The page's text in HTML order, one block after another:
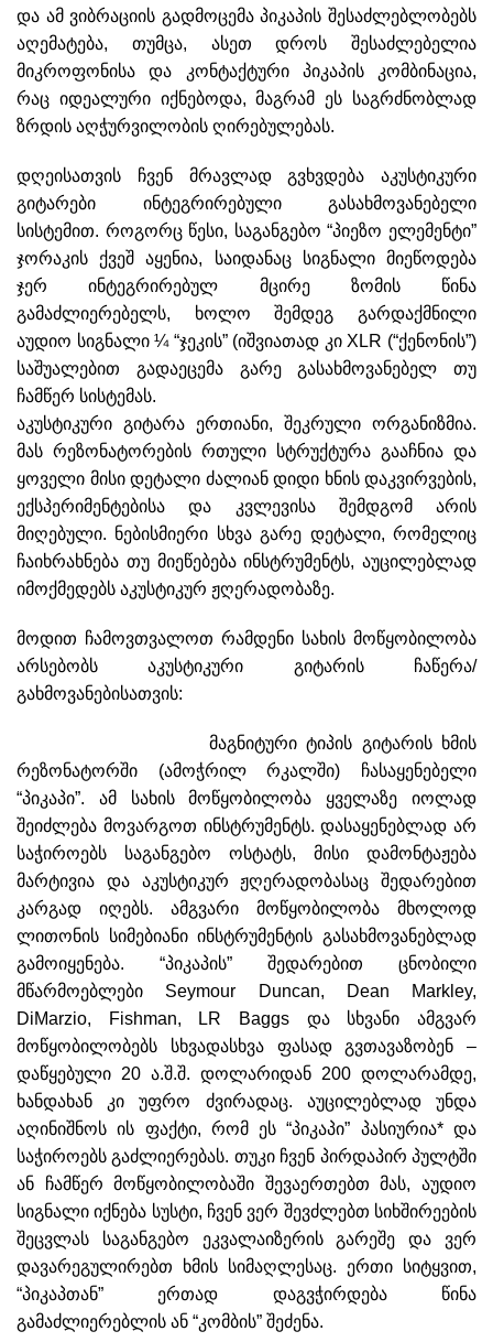
და ამ ვიბრაციის გადმოცემა პიკაპის შესაძლებლობებს
აღემატება, თუმცა, ასეთ დროს შესაძლებელია
მიკროფონისა და კონტაქტური პიკაპის კომბინაცია,
რაც იდეალური იქნებოდა, მაგრამ ეს საგრძნობლად
ზრდის აღჭურვილობის ღირებულებას.
დღეისათვის ჩვენ მრავლად გვხვდება აკუსტიკური
გიტარები ინტეგრირებული გასახმოვანებელი
სისტემით. როგორც წესი, საგანგებო “პიეზო ელემენტი”
ჯორაკის ქვეშ აყენია, საიდანაც სიგნალი მიეწოდება
ჯერ ინტეგრირებულ მცირე ზომის წინა
გამაძლიერებელს, ხოლო შემდეგ გარდაქმნილი
აუდიო სიგნალი ¼ “ჯეკის” (იშვიათად კი XLR (“ქენონის”)
საშუალებით გადაეცემა გარე გასახმოვანებელ თუ
ჩამწერ სისტემას.
აკუსტიკური გიტარა ერთიანი, შეკრული ორგანიზმია.
მას რეზონატორების რთული სტრუქტურა გააჩნია და
ყოველი მისი დეტალი ძალიან დიდი ხნის დაკვირვების,
ექსპერიმენტებისა და კვლევისა შემდგომ არის
მიღებული. ნებისმიერი სხვა გარე დეტალი, რომელიც
ჩაიხრახნება თუ მიეწებება ინსტრუმენტს, აუცილებლად
იმოქმედებს აკუსტიკურ ჟღერადობაზე.
მოდით ჩამოვთვალოთ რამდენი სახის მოწყობილობა
არსებობს აკუსტიკური გიტარის ჩაწერა/
გახმოვანებისათვის:
მაგნიტური ტიპის გიტარის ხმის
რეზონატორში (ამოჭრილ რკალში) ჩასაყენებელი
“პიკაპი”. ამ სახის მოწყობილობა ყველაზე იოლად
შეიძლება მოვარგოთ ინსტრუმენტს. დასაყენებლად არ
საჭიროებს საგანგებო ოსტატს, მისი დამონტაჟება
მარტივია და აკუსტიკურ ჟღერადობასაც შედარებით
კარგად იღებს. ამგვარი მოწყობილობა მხოლოდ
ლითონის სიმებიანი ინსტრუმენტის გასახმოვანებლად
გამოიყენება. “პიკაპის” შედარებით ცნობილი
მწარმოებლები Seymour Duncan, Dean Markley,
DiMarzio, Fishman, LR Baggs და სხვანი ამგვარ
მოწყობილობებს სხვადასხვა ფასად გვთავაზობენ –
დაწყებული 20 ა.შ.შ. დოლარიდან 200 დოლარამდე,
ხანდახან კი უფრო ძვირადაც. აუცილებლად უნდა
აღინიშნოს ის ფაქტი, რომ ეს “პიკაპი” პასიურია* და
საჭიროებს გაძლიერებას. თუკი ჩვენ პირდაპირ პულტში
ან ჩამწერ მოწყობილობაში შევაერთებთ მას, აუდიო
სიგნალი იქნება სუსტი, ჩვენ ვერ შევძლებთ სიხშირეების
შეცვლას საგანგებო ეკვალაიზერის გარეშე და ვერ
დავარეგულირებთ ხმის სიმაღლესაც. ერთი სიტყვით,
“პიკაპთან” ერთად დაგვჭირდება წინა
გამაძლიერებლის ან “კომბის” შეძენა.